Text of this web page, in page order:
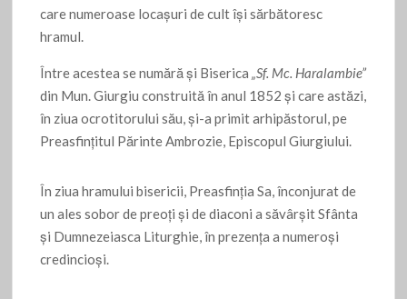
care numeroase locaşuri de cult îşi sărbătoresc
hramul.
Între acestea se numără și Biserica„Sf. Mc. Haralambie”
din Mun. Giurgiu construită în anul 1852 și care astăzi,
în ziua ocrotitorului său, şi-a primit arhipăstorul, pe
Preasfinţitul Părinte Ambrozie, Episcopul Giurgiului.
În ziua hramului bisericii, Preasfinţia Sa, înconjurat de
un ales sobor de preoţi şi de diaconi a săvârşit Sfânta
şi Dumnezeiasca Liturghie, în prezenţa a numeroși
credincioşi.